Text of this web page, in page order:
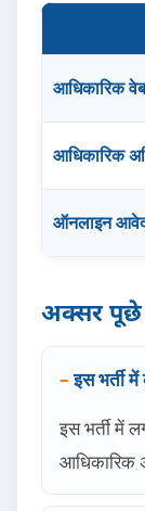
आधिकारिक
आधिकारिक
ऑनलाइन
अक्सर पूछे
इस भर्ती
इस भर्ती में
आधिकारिक